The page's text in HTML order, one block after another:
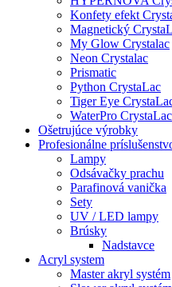
Konfety efekt
Magnetický
My Glow Crystalac
Neon Crystalac
Prismatic
Python CrystaLac
Tiger Eye
WaterPro CrystaLac
Ošetrujúce výrobky
Profesionálne
Lampy
Odsávačky prachu
Parafinová vanička
Sety
UV / LED lampy
Brúsky
Nadstavce
Acryl system
Master akryl systém